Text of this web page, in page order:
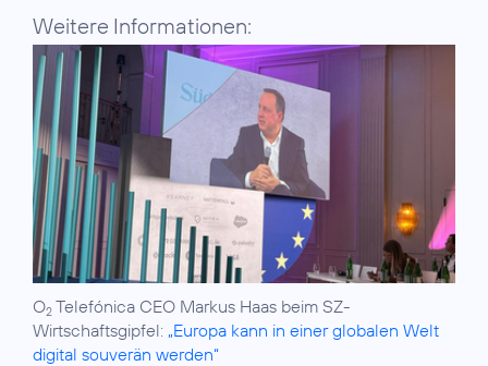
Weitere Informationen:
O2 Telefónica CEO Markus Haas beim SZ-
Wirtschaftsgipfel: „Europa kann in einer globalen Welt
digital souverän werden“